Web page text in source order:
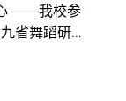
蹈学院传授
仪式暨汇报
——我校参
省舞蹈研讨
出成功举办
蹈学院传授
仪式暨汇报